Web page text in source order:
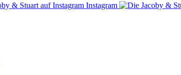
Instagram